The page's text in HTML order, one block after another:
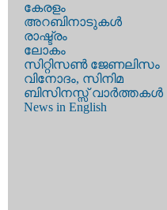
കേരളം
അറബിനാടുകള്‍
രാഷ്ട്രം
ലോകം
സിറ്റിസണ്‍ ജേണലിസം
വിനോദം, സിനിമ
ബിസിനസ്സ് വാര്‍ത്തകള്‍
News in English